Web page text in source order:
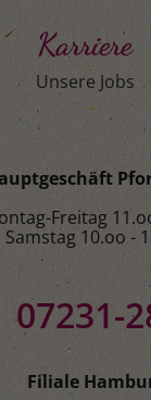
Karriere
Unsere Jobs
Freitag
Samstag 10.oo -
07231-
Filiale